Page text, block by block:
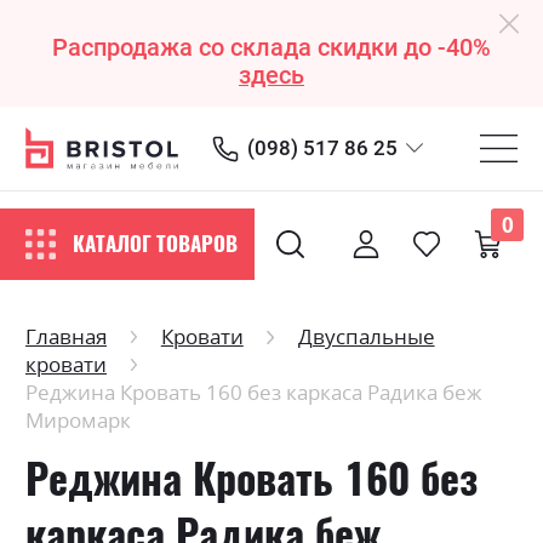
Распродажа со склада скидки до -40%
здесь
(098) 517 86 25
КАТАЛОГ ТОВАРОВ
0
Главная Кровати
Двуспальные
кровати
Реджина Кровать 160 без каркаса Радика беж
Миромарк
Реджина Кровать 160 без